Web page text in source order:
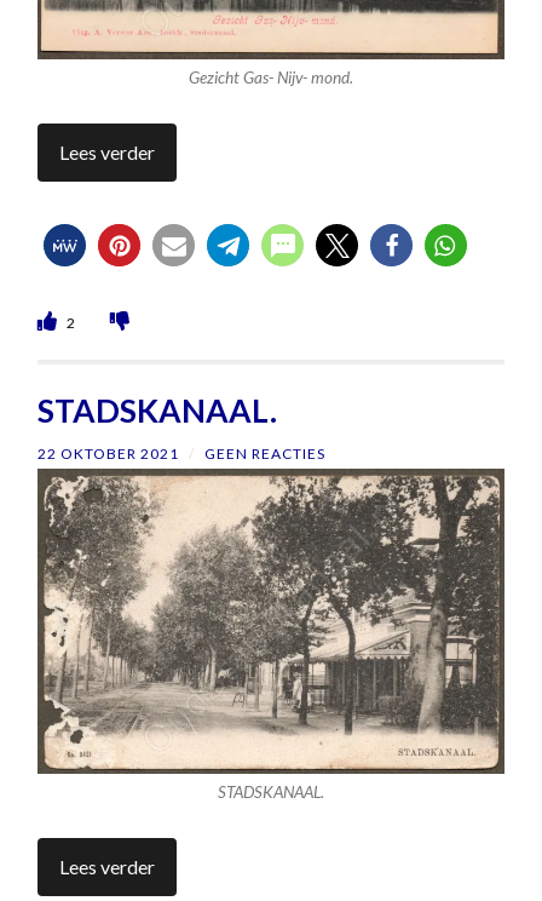
Gezicht Gas- Nijv- mond.
Lees verder
2
STADSKANAAL.
22 OKTOBER 2021 / GEEN REACTIES
STADSKANAAL.
Lees verder